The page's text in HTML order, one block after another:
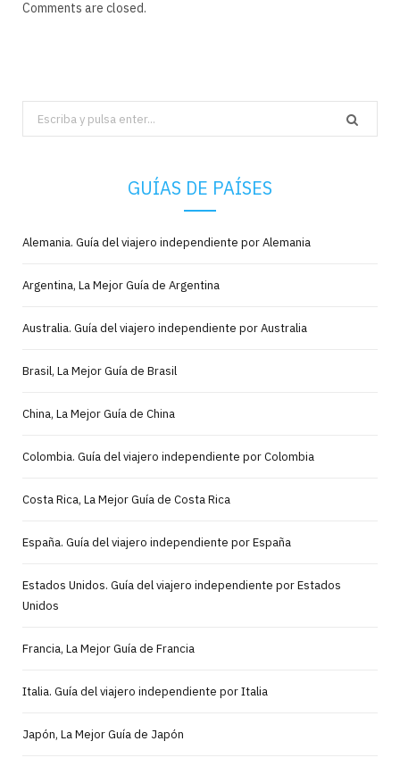
Comments are closed.
Search
for:
GUÍAS DE PAÍSES
Alemania. Guía del viajero independiente por Alemania
Argentina, La Mejor Guía de Argentina
Australia. Guía del viajero independiente por Australia
Brasil, La Mejor Guía de Brasil
China, La Mejor Guía de China
Colombia. Guía del viajero independiente por Colombia
Costa Rica, La Mejor Guía de Costa Rica
España. Guía del viajero independiente por España
Estados Unidos. Guía del viajero independiente por Estados
Unidos
Francia, La Mejor Guía de Francia
Italia. Guía del viajero independiente por Italia
Japón, La Mejor Guía de Japón